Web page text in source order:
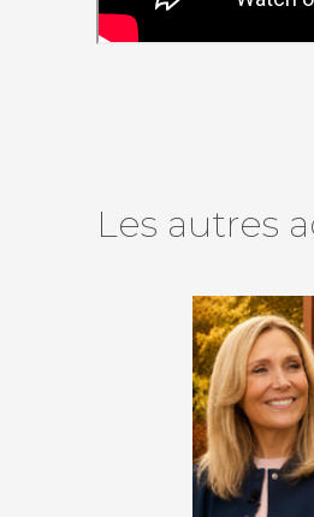
Les autres